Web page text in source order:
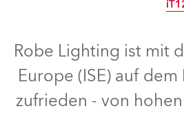
Robe lighting's
ProMotion Lighting
Robe Lighting ist mit
Europe (ISE) auf
zufrieden - von